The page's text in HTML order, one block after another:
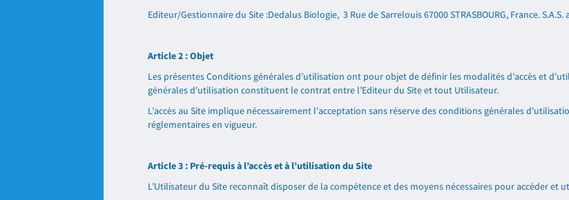
Editeur/Gestionnaire du Site :Dedalus Biologie, 3 Rue de Sarrelouis 67000 STRASBOURG, France.
Article 2 : Objet
Les présentes Conditions générales d’utilisation ont pour objet de définir les modalités d’accès et
générales d'utilisation constituent le contrat entre l’Editeur du Site et tout Utilisateur.
L’accès au Site implique nécessairement l'acceptation sans réserve des conditions générales
réglementaires en vigueur.
Article 3 : Pré-requis à l’accès et à l’utilisation du Site
L’Utilisateur du Site reconnaît disposer de la compétence et des moyens nécessaires pour accéder et